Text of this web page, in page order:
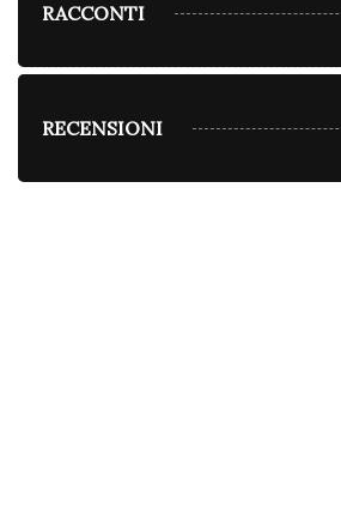
RACCONTI
RECENSIONI